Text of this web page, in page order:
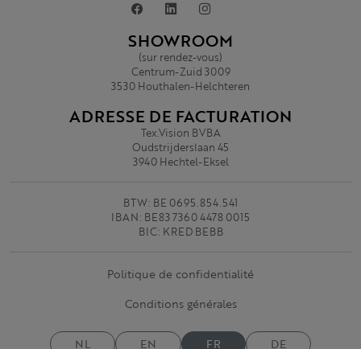
SHOWROOM
(sur rendez-vous)
Centrum-Zuid 3009
3530 Houthalen-Helchteren
ADRESSE DE FACTURATION
Tex.Vision BVBA
Oudstrijderslaan 45
3940 Hechtel-Eksel
BTW: BE 0695.854.541
IBAN: BE83 7360 4478 0015
BIC: KRED BEBB
Politique de confidentialité
Conditions générales
NL EN FR DE